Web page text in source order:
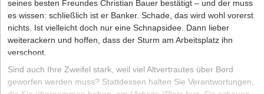
seines besten Freundes Christian Bauer bestätigt – und der muss
es wissen: schließlich ist er Banker. Schade, das wird wohl vorerst
nichts. Ist vielleicht doch nur eine Schnapsidee. Dann lieber
weiterackern und hoffen, dass der Sturm am Arbeitsplatz ihn
verschont.
Sind auch Ihre Zweifel stark, weil viel Altvertrautes über Bord
geworfen werden muss? Stattdessen halten Sie Verantwortungen,